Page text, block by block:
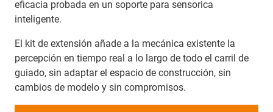
eficacia probada en un soporte para sensorica
inteligente.
El kit de extensión añade a la mecánica existente la
percepción en tiempo real a lo largo de todo el carril de
guiado, sin adaptar el espacio de construcción, sin
cambios de modelo y sin compromisos.